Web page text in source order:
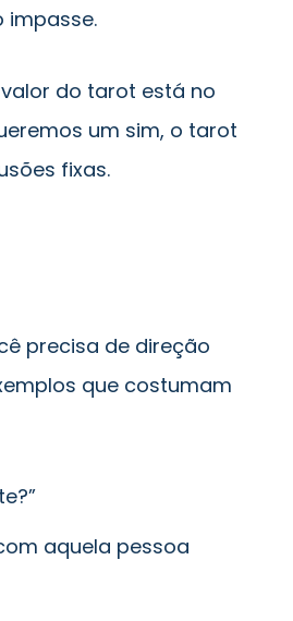
impasse.
do tarot está no
um sim, o tarot
fixas.
precisa de direção
que costumam
aquela pessoa